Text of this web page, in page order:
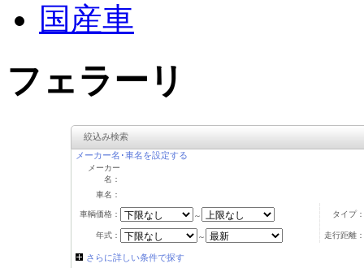
国産車
フェラーリ